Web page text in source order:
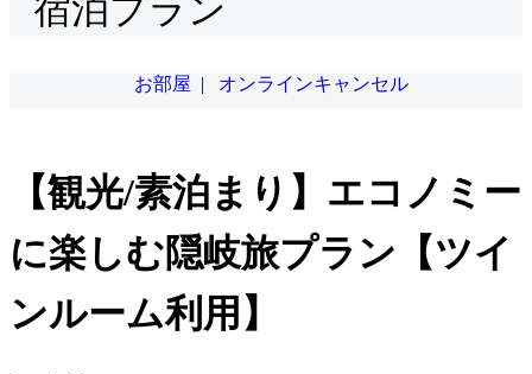
宿泊プラン
お部屋 | オンラインキャンセル
【観光/素泊まり】エコノミー
に楽しむ隠岐旅プラン【ツイ
ンルーム利用】